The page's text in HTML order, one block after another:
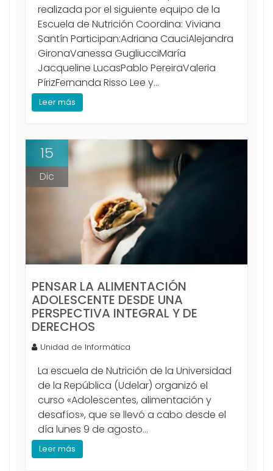
realizada por el siguiente equipo de la
Escuela de Nutrición Coordina: Viviana
Santín Participan:Adriana CauciAlejandra
GironaVanessa GugliucciMaría
Jacqueline LucasPablo PereiraValeria
PírizFernanda Risso Lee y...
Leer más
15
Dic
PENSAR LA ALIMENTACIÓN
ADOLESCENTE DESDE UNA
PERSPECTIVA INTEGRAL Y DE
DERECHOS
Unidad de Informática
La escuela de Nutrición de la Universidad
de la República (Udelar) organizó el
curso «Adolescentes, alimentación y
desafíos», que se llevó a cabo desde el
día lunes 9 de agosto...
Leer más